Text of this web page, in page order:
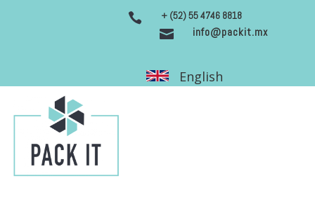
 + (52) 55 4746 8818
 info@packit.mx
English